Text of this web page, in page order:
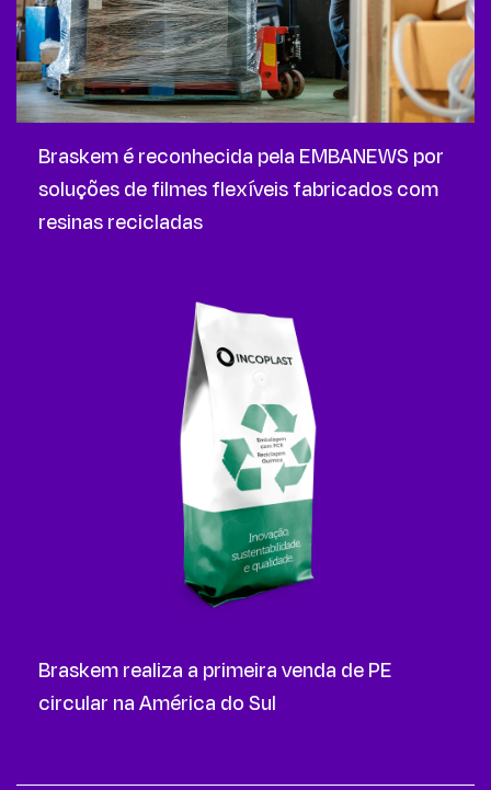
Braskem é reconhecida pela EMBANEWS por
soluções de filmes flexíveis fabricados com
resinas recicladas
Braskem realiza a primeira venda de PE
circular na América do Sul